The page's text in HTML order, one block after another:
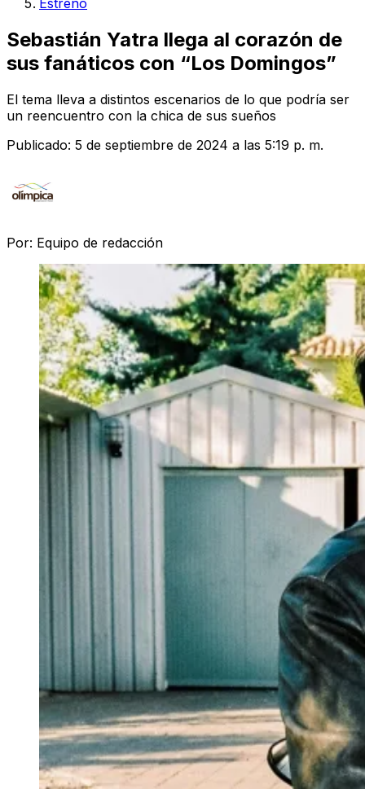
Estreno
Sebastián Yatra llega al corazón de
sus fanáticos con “Los Domingos”
El tema lleva a distintos escenarios de lo que podría ser
un reencuentro con la chica de sus sueños
Publicado: 5 de septiembre de 2024 a las 5:19 p. m.
Por: Equipo de redacción